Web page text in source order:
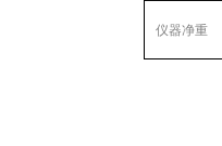
仪器净重